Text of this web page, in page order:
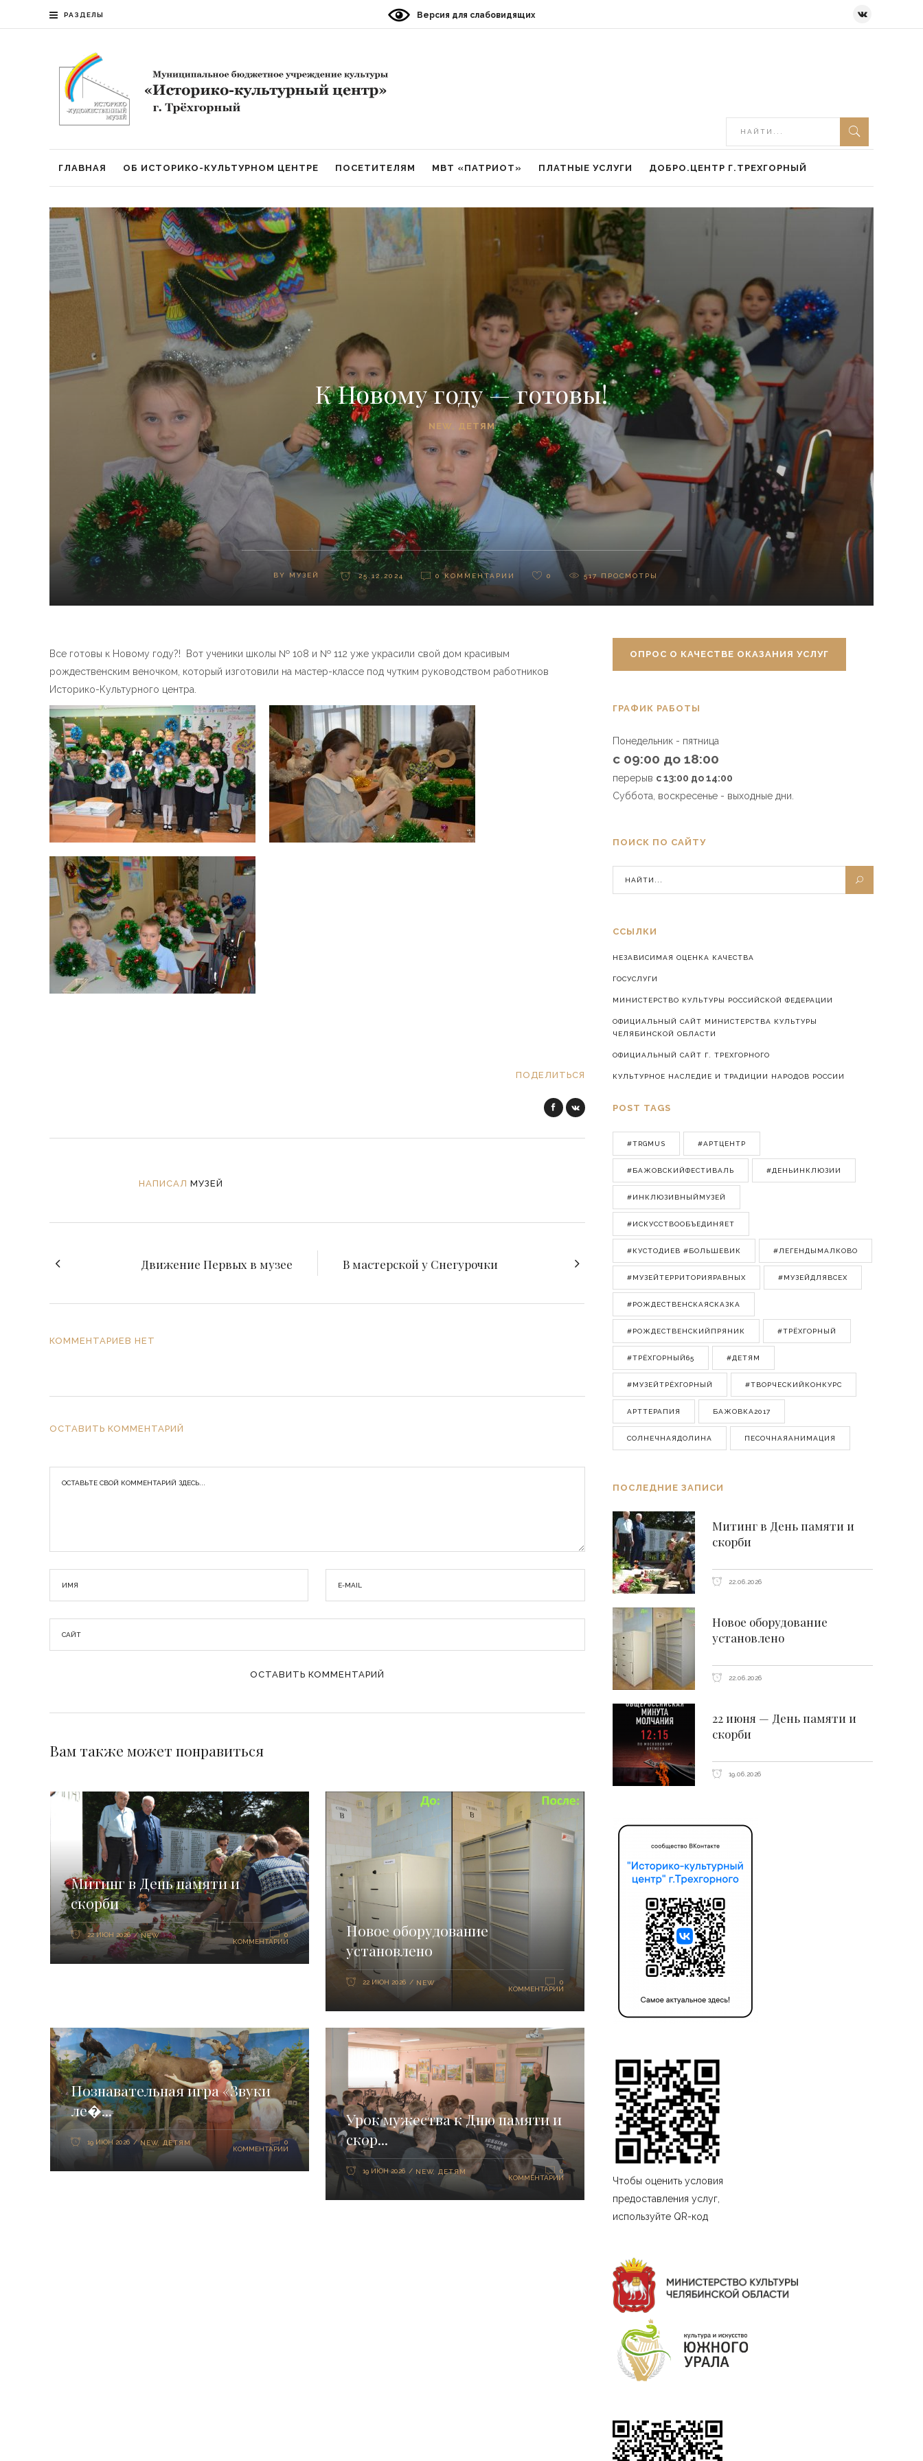
РАЗДЕЛЫ Версия для слабовидящих
ГЛАВНАЯ ОБ ИСТОРИКО-КУЛЬТУРНОМ ЦЕНТРЕ ПОСЕТИТЕЛЯМ МВТ «ПАТРИОТ» ПЛАТНЫЕ УСЛУГИ ДОБРО.ЦЕНТР Г.ТРЕХГОРНЫЙ
К Новому году — готовы!
NEW, ДЕТЯМ
BY МУЗЕЙ 25.12.2024 0 КОММЕНТАРИИ 0 517 ПРОСМОТРЫ
Все готовы к Новому году?! Вот ученики школы № 108 и № 112 уже украсили свой дом красивым
рождественским веночком, который изготовили на мастер-классе под чутким руководством работников
Историко-Культурного центра.
ПОДЕЛИТЬСЯ
НАПИСАЛ МУЗЕЙ
Движение Первых в музее В мастерской у Снегурочки
КОММЕНТАРИЕВ НЕТ
ОСТАВИТЬ КОММЕНТАРИЙ
Вам также может понравиться
Митинг в День памяти и
скорби
22 ИЮН 2026 NEW
0
КОММЕНТАРИИ
Новое оборудование
установлено
22 ИЮН 2026 NEW
0
КОММЕНТАРИИ
Познавательная игра «Звуки
ле�...
19 ИЮН 2026 NEW, ДЕТЯМ
0
КОММЕНТАРИИ
Урок мужества к Дню памяти и
скор...
19 ИЮН 2026 NEW, ДЕТЯМ
0
КОММЕНТАРИИ
ОПРОС О КАЧЕСТВЕ ОКАЗАНИЯ УСЛУГ
ГРАФИК РАБОТЫ
Понедельник - пятница
с 09:00 до 18:00
перерыв с 13:00 до 14:00
Суббота, воскресенье - выходные дни.
ПОИСК ПО САЙТУ
ССЫЛКИ
НЕЗАВИСИМАЯ ОЦЕНКА КАЧЕСТВА
ГОСУСЛУГИ
МИНИСТЕРСТВО КУЛЬТУРЫ РОССИЙСКОЙ ФЕДЕРАЦИИ
ОФИЦИАЛЬНЫЙ САЙТ МИНИСТЕРСТВА КУЛЬТУРЫ
ЧЕЛЯБИНСКОЙ ОБЛАСТИ
ОФИЦИАЛЬНЫЙ САЙТ Г. ТРЕХГОРНОГО
КУЛЬТУРНОЕ НАСЛЕДИЕ И ТРАДИЦИИ НАРОДОВ РОССИИ
POST TAGS
#TRGMUS #АРТЦЕНТР
#БАЖОВСКИЙФЕСТИВАЛЬ #ДЕНЬИНКЛЮЗИИ
#ИНКЛЮЗИВНЫЙМУЗЕЙ
#ИСКУССТВООБЪЕДИНЯЕТ
#КУСТОДИЕВ #БОЛЬШЕВИК #ЛЕГЕНДЫМАЛКОВО
#МУЗЕЙТЕРРИТОРИЯРАВНЫХ #МУЗЕЙДЛЯВСЕХ
#РОЖДЕСТВЕНСКАЯСКАЗКА
#РОЖДЕСТВЕНСКИЙПРЯНИК #ТРЁХГОРНЫЙ
#ТРЁХГОРНЫЙ65 #ДЕТЯМ
#МУЗЕЙТРЁХГОРНЫЙ #ТВОРЧЕСКИЙКОНКУРС
АРТТЕРАПИЯ БАЖОВКА2017
СОЛНЕЧНАЯДОЛИНА ПЕСОЧНАЯАНИМАЦИЯ
ПОСЛЕДНИЕ ЗАПИСИ
Митинг в День памяти и
скорби
22.06.2026
Новое оборудование
установлено
22.06.2026
22 июня — День памяти и
скорби
19.06.2026
Чтобы оценить условия
предоставления услуг,
используйте QR-код